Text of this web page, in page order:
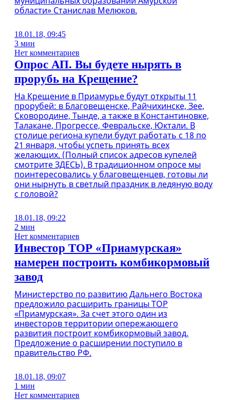
области» Станислав Мелюков.
18.01.18, 09:45
3 мин
Нет комментариев
Опрос АП. Вы будете нырять в
прорубь на Крещение?
На Крещение в Приамурье будут открыты 11
прорубей: в Благовещенске, Райчихинске, Зее,
Сковородине, Тынде, а также в Константиновке,
Талакане, Прогрессе, Февральске, Юктали. В
столице региона купели будут работать с 18 по
21 января, чтобы успеть принять всех
желающих. (Полный список адресов купелей
смотрите ЗДЕСЬ). В традиционном опросе мы
поинтересовались у благовещенцев, готовы ли
они нырнуть в светлый праздник в ледяную воду
с головой?
18.01.18, 09:22
2 мин
Нет комментариев
Инвестор ТОР «Приамурская»
намерен построить комбикормовый
завод
Министерство по развитию Дальнего Востока
предложило расширить границы ТОР
«Приамурская». За счет этого один из
инвесторов территории опережающего
развития построит комбикормовый завод.
Предложение о расширении поступило в
правительство РФ.
18.01.18, 09:07
1 мин
Нет комментариев